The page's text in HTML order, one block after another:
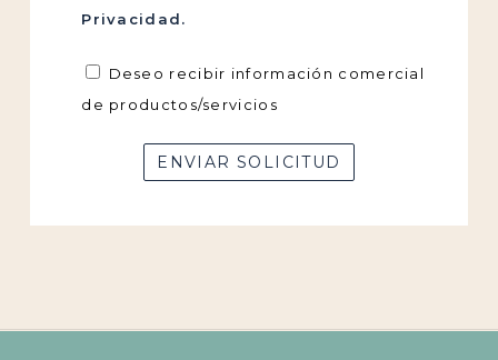
Privacidad.
Deseo recibir información comercial
de productos/servicios